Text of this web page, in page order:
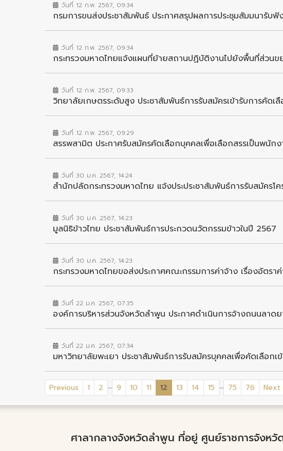
วันที่ 12 ก.พ. 2567, 09:34
กรมการขนส่งประชาสัมพันธ์ ประกาศสรุปผลการประชุมสัมมนารับ
วันที่ 12 ก.พ. 2567, 09:34
กระทรวงมหาดไทยแจ้งแผนที่ย้ายสถานปฏิบัติงานไปยังพื้นที่ส่วนข
วันที่ 12 ก.พ. 2567, 09:33
วิทยาลัยเกษตรระดับสูง ประชาสัมพันธ์การรับสมัครเข้ารับการคัดเ
วันที่ 12 ก.พ. 2567, 09:29
สรรพสามิต ประกาศรับสมัครคัดเลือกบุคคลเพื่อเลือกสรรเป็นพนักง
วันที่ 30 ม.ค. 2567, 14:24
สำนักปลัดกระทรวงมหาดไทย แจ้งประประชาสัมพันธ์การรับสมัครโ
วันที่ 30 ม.ค. 2567, 14:23
มูลนิธิข้าวไทย ประชาสัมพันธ์การประกวดนวัตกรรมข้าวในปี 2567
วันที่ 30 ม.ค. 2567, 14:23
กระทรวงมหาดไทยขอส่งประกาศคณะกรรมการค่าจ้าง เรื่องอัตรา
วันที่ 22 ม.ค. 2567, 07:35
องค์การบริหารส่วนจังหวัดลำพูน ประกาศดำเนินการจ้างถนนลาด
วันที่ 22 ม.ค. 2567, 07:34
มหาวิทยาลัยพะเยา ประชาสัมพันธ์การรับสมัครบุคคลเพื่อคัดเลือกเ
Previous 1 2 ... 9 10 11 12 (current)
13 14 15 ... 75 76 Next
ศาลากลางจังหวัดลำพูน ที่อยู่ ศูนย์ราชการจังหวั